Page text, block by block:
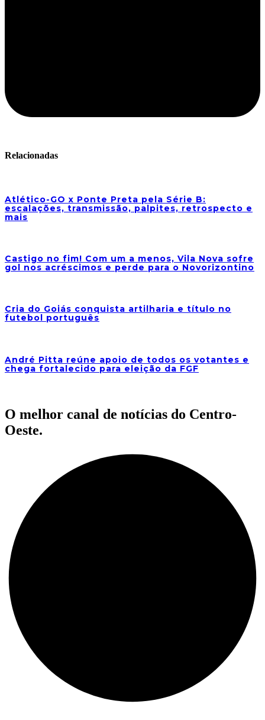
Relacionadas
Atlético-GO x Ponte Preta pela Série B:
escalações, transmissão, palpites, retrospecto e
mais
Castigo no fim! Com um a menos, Vila Nova sofre
gol nos acréscimos e perde para o Novorizontino
Cria do Goiás conquista artilharia e título no
futebol português
André Pitta reúne apoio de todos os votantes e
chega fortalecido para eleição da FGF
O melhor canal de notícias do Centro-
Oeste.